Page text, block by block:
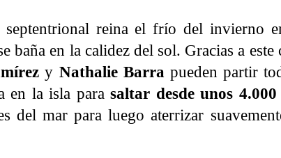
reina el frío del invierno
baña en la calidez del sol. Gracias a este
y Nathalie Barra pueden partir
en la isla para saltar desde unos
del mar para luego aterrizar